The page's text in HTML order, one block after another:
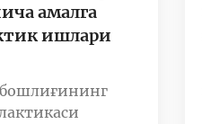
амалга
ишлари